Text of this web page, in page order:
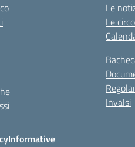
Le
Le
Invalsi
Informative